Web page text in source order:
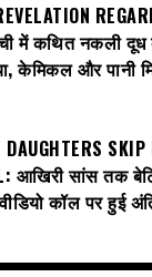
में कथित नकली दूध
केमिकल और पानी
DAUGHTERS SKIP
आखिरी सांस तक
कॉल पर हुई